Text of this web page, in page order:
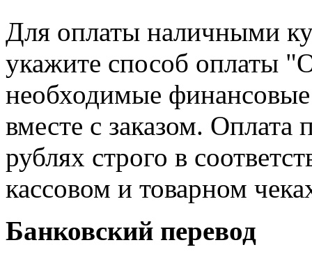
Для оплаты наличными
укажите способ оплаты
необходимые
вместе с заказом. Оплата
рублях строго в
кассовом и товарном
Банковский перевод